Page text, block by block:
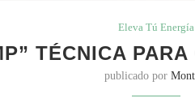
Eleva Tú Energía
TÉCNICA
publicado por